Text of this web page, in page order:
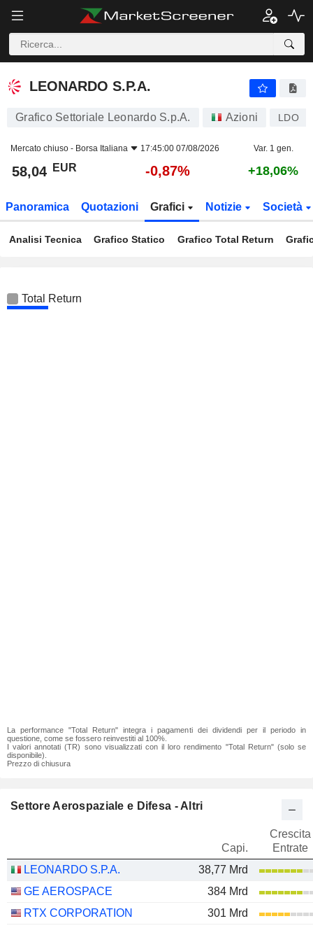
LEONARDO S.P.A.
LEONARDO S.P.A.
Grafico Settoriale Leonardo S.p.A. Azioni LDO
Mercato chiuso - Borsa Italiana 17:45:00 07/08/2026 Var. 1 gen.
58,04 EUR -0,87% +18,06%
Panoramica Quotazioni Grafici Notizie Società
Analisi Tecnica Grafico Statico Grafico Total Return
Total Return
La performance "Total Return" integra i pagamenti dei dividendi per il periodo in
questione, come se fossero reinvestiti al 100%.
I valori annotati (TR) sono visualizzati con il loro rendimento "Total Return" (solo se
disponibile).
Prezzo di chiusura
Settore Aerospaziale e Difesa - Altri
Capi.
Crescita
Entrate
LEONARDO S.P.A.
38,77 Mrd
GE AEROSPACE
384 Mrd
RTX CORPORATION
301 Mrd